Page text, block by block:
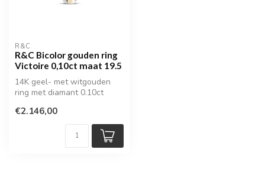
R&C
R&C Bicolor gouden ring
Victoire 0,10ct maat 19.5
14K geel- met witgouden
ring met diamant 0.10ct
€2.146,00